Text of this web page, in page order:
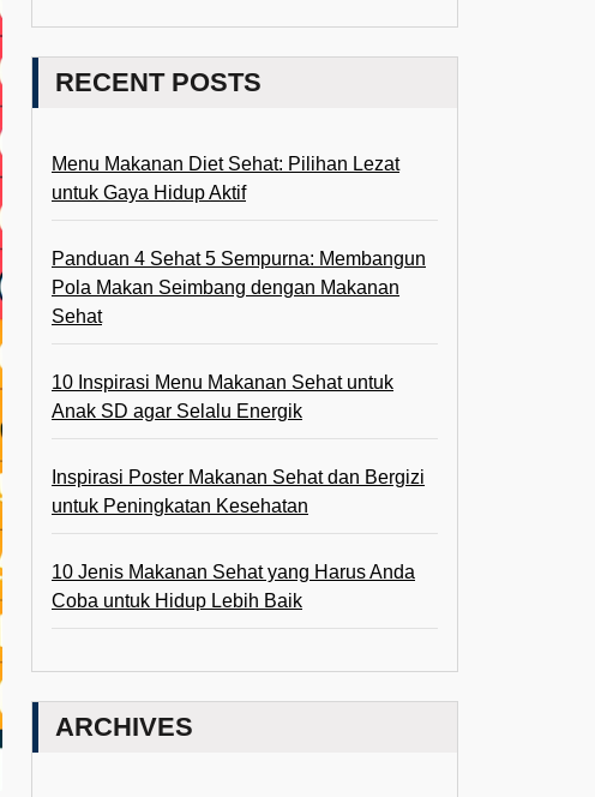
RECENT POSTS
Menu Makanan Diet Sehat: Pilihan Lezat
untuk Gaya Hidup Aktif
Panduan 4 Sehat 5 Sempurna: Membangun
Pola Makan Seimbang dengan Makanan
Sehat
10 Inspirasi Menu Makanan Sehat untuk
Anak SD agar Selalu Energik
Inspirasi Poster Makanan Sehat dan Bergizi
untuk Peningkatan Kesehatan
10 Jenis Makanan Sehat yang Harus Anda
Coba untuk Hidup Lebih Baik
ARCHIVES